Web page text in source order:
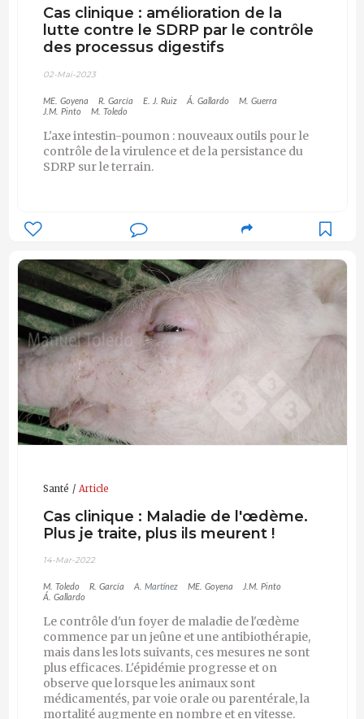
Cas clinique : amélioration de la
lutte contre le SDRP par le contrôle
des processus digestifs
02-Mai-2023
ME. Goyena R. García E. J. Ruiz Á. Gallardo
M. Guerra
J.M. Pinto
M. Toledo
L'axe intestin-poumon : nouveaux outils pour le
contrôle de la virulence et de la persistance du
SDRP sur le terrain.
Santé Article
Cas clinique : Maladie de l'œdème.
Plus je traite, plus ils meurent !
14-Mar-2022
M. Toledo R. García A. Martínez ME. Goyena
J.M. Pinto
Á. Gallardo
Le contrôle d'un foyer de maladie de l'œdème
commence par un jeûne et une antibiothérapie,
mais dans les lots suivants, ces mesures ne sont
plus efficaces. L'épidémie progresse et on
observe que lorsque les animaux sont
médicamentés, par voie orale ou parentérale, la
mortalité augmente en nombre et en vitesse.